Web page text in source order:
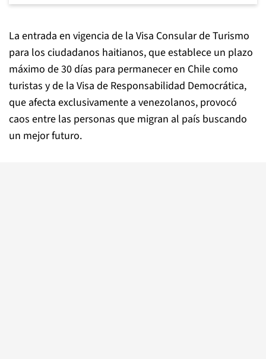
La entrada en vigencia de la Visa Consular de Turismo
para los ciudadanos haitianos, que establece un plazo
máximo de 30 días para permanecer en Chile como
turistas y de la Visa de Responsabilidad Democrática,
que afecta exclusivamente a venezolanos, provocó
caos entre las personas que migran al país buscando
un mejor futuro.